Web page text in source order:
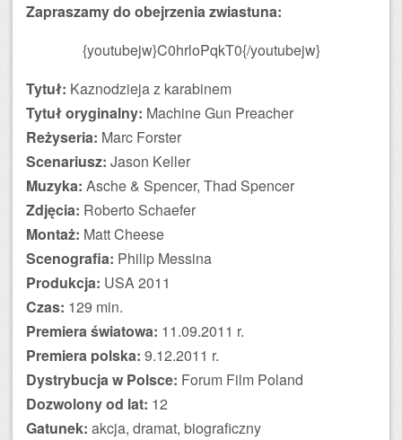
Zapraszamy do obejrzenia zwiastuna:
{youtubejw}C0hrloPqkT0{/youtubejw}
Tytuł: Kaznodzieja z karabinem
Tytuł oryginalny: Machine Gun Preacher
Reżyseria: Marc Forster
Scenariusz: Jason Keller
Muzyka: Asche & Spencer, Thad Spencer
Zdjęcia: Roberto Schaefer
Montaż: Matt Cheese
Scenografia: Philip Messina
Produkcja: USA 2011
Czas: 129 min.
Premiera światowa: 11.09.2011 r.
Premiera polska: 9.12.2011 r.
Dystrybucja w Polsce: Forum Film Poland
Dozwolony od lat: 12
Gatunek: akcja, dramat, biograficzny